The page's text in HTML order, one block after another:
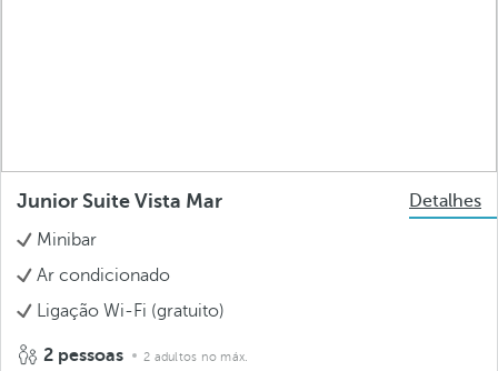
Junior Suite Vista Mar
Detalhes
Minibar
Ar condicionado
Ligação Wi-Fi (gratuito)
2 pessoas 2 adultos no máx.